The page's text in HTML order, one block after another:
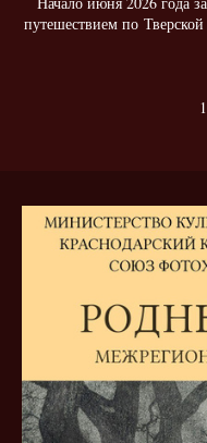
путешествием по